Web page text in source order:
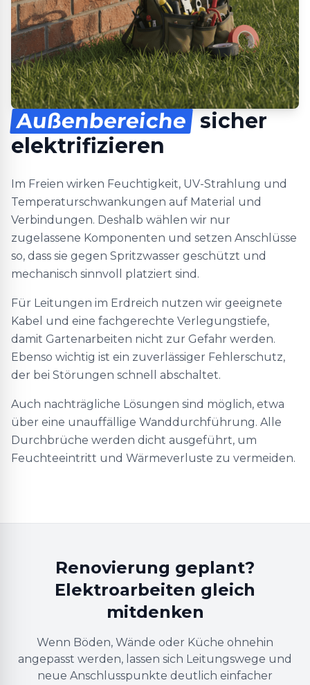
Außenbereiche sicher
elektrifizieren
Im Freien wirken Feuchtigkeit, UV-Strahlung und
Temperaturschwankungen auf Material und
Verbindungen. Deshalb wählen wir nur
zugelassene Komponenten und setzen Anschlüsse
so, dass sie gegen Spritzwasser geschützt und
mechanisch sinnvoll platziert sind.
Für Leitungen im Erdreich nutzen wir geeignete
Kabel und eine fachgerechte Verlegungstiefe,
damit Gartenarbeiten nicht zur Gefahr werden.
Ebenso wichtig ist ein zuverlässiger Fehlerschutz,
der bei Störungen schnell abschaltet.
Auch nachträgliche Lösungen sind möglich, etwa
über eine unauffällige Wanddurchführung. Alle
Durchbrüche werden dicht ausgeführt, um
Feuchteeintritt und Wärmeverluste zu vermeiden.
Renovierung geplant?
Elektroarbeiten gleich
mitdenken
Wenn Böden, Wände oder Küche ohnehin
angepasst werden, lassen sich Leitungswege und
neue Anschlusspunkte deutlich einfacher